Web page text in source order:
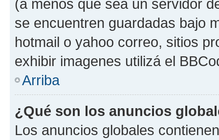
(a menos que sea un servidor
se encuentren guardadas bajo
hotmail o yahoo correo, sitios
exhibir imagenes utilizá el
Arriba
¿Qué son los anuncios
Los anuncios globales